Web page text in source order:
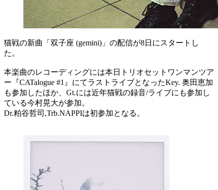
猫戦の新曲「双子座 (gemini)」の配信が8日にスタートし
た。
本楽曲のレコーディングには本日トリオセットワンマンツア
ー『CATalogue #1』にてラストライブとなったKey. 奥田恵加
も参加したほか、Gt.には近年猫戦の録音/ライブにも参加し
ている今村晃大が参加。
Dr.粕谷哲司,Trb.NAPPIは初参加となる。